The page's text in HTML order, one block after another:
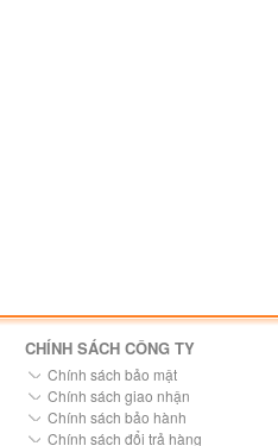
CHÍNH SÁCH CÔNG TY
Chính sách bảo mật
Chính sách giao nhận
Chính sách bảo hành
Chính sách đổi trả hàng